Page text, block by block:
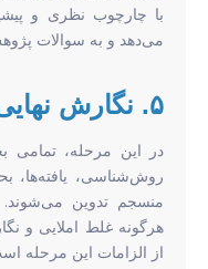
با چارچوب نظری و
می‌دهد و به سوالات
۵. نگارش نهایی: تدوین و ویرایش
در این مرحله، تمامی
روش‌شناسی، یافته‌ها،
منسجم تدوین می‌شوند.
هرگونه غلط املایی و
از الزامات این مرحله